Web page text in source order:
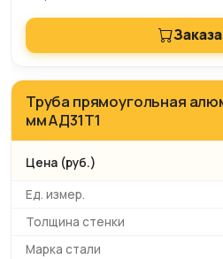
Труба прямоугольная
мм АД31Т1